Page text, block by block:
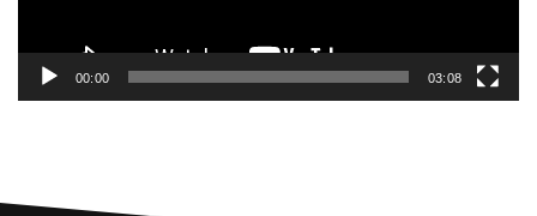
00:00 03:08